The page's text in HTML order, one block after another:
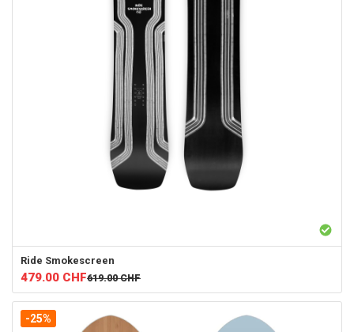
Ride Smokescreen
479.00 CHF619.00 CHF
-25%